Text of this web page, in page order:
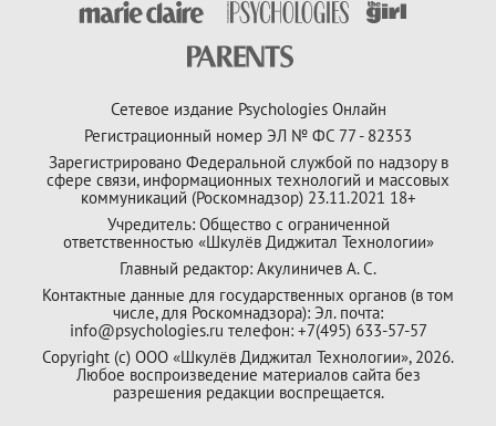
Сетевое издание Psychologies Онлайн
Регистрационный номер ЭЛ № ФС 77 - 82353
Зарегистрировано Федеральной службой по надзору в
сфере связи, информационных технологий и массовых
коммуникаций (Роскомнадзор) 23.11.2021 18+
Учредитель: Общество с ограниченной
ответственностью «Шкулёв Диджитал Технологии»
Главный редактор: Акулиничев А. С.
Контактные данные для государственных органов (в том
числе, для Роскомнадзора): Эл. почта:
info@psychologies.ru телефон: +7(495) 633-57-57
Copyright (с) ООО «Шкулёв Диджитал Технологии», 2026.
Любое воспроизведение материалов сайта без
разрешения редакции воспрещается.